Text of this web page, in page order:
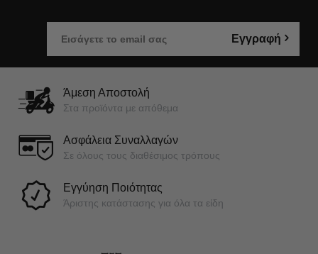
Εγγραφή
Άμεση Αποστολή
Στα προϊόντα με απόθεμα
Ασφάλεια Συναλλαγών
Σε όλους τους διαθέσιμος τρόπους
Εγγύηση Ποιότητας
Άριστης κατάστασης για όλα τα είδη